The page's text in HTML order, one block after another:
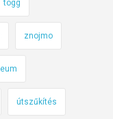
togg
znojmo
útszűkítés